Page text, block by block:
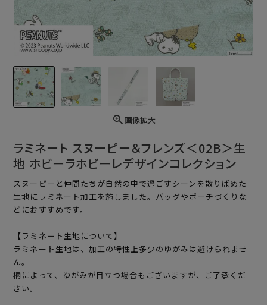
画像拡大
ラミネート スヌーピー＆フレンズ＜02B＞生
地 ホビーラホビーレデザインコレクション
スヌーピーと仲間たちが自然の中で過ごすシーンを散りばめた
生地にラミネート加工を施しました。バッグやポーチづくりな
どにおすすめです。
【ラミネート生地について】
ラミネート生地は、加工の特性上多少のゆがみは避けられませ
ん。
柄によって、ゆがみが目立つ場合もございますが、ご了承くだ
さい。